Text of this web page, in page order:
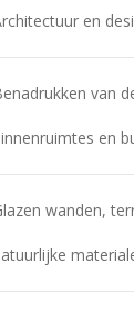
en
van
en
wanden,